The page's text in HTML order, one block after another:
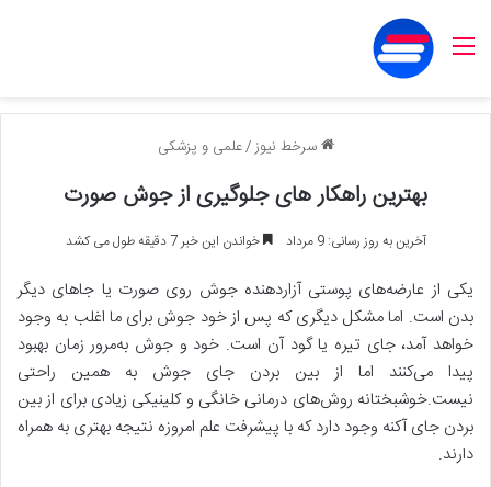
منو
سرخط نیوز/علمی و پزشکی
بهترین راهکار های جلوگیری از جوش صورت
آخرین به روز رسانی: 9 مرداد خواندن این خبر 7 دقیقه طول می کشد
یکی از عارضه‌های پوستی آزاردهنده جوش روی صورت یا جاهای دیگر
بدن است. اما مشکل دیگری که پس از خود جوش برای ما اغلب به وجود
خواهد آمد، جای تیره یا گود آن است. خود و جوش به‌مرور زمان بهبود
پیدا می‌کنند اما از بین بردن جای جوش به همین راحتی
نیست.خوشبختانه روش‌های درمانی خانگی و کلینیکی زیادی برای از بین
بردن جای آکنه وجود دارد که با پیشرفت علم امروزه نتیجه بهتری به همراه
دارند.